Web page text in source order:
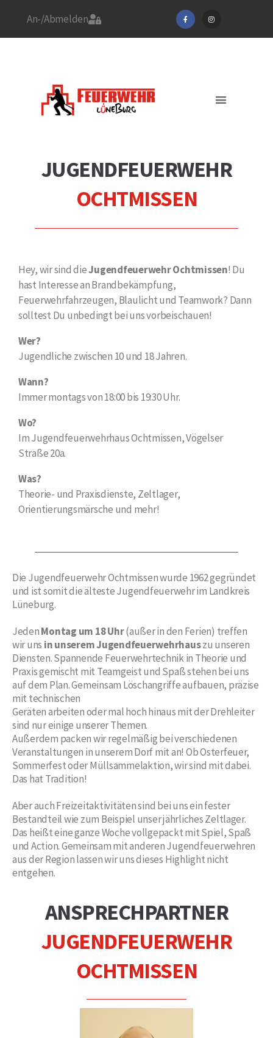
An-/Abmelden
JUGENDFEUERWEHR
OCHTMISSEN
Hey, wir sind dieJugendfeuerwehr Ochtmissen! Du
hast Interesse an Brandbekämpfung,
Feuerwehrfahrzeugen, Blaulicht und Teamwork? Dann
solltest Du unbedingt bei uns vorbeischauen!
Wer?
Jugendliche zwischen 10 und 18 Jahren.
Wann?
Immer montags von 18:00 bis 19:30 Uhr.
Wo?
Im Jugendfeuerwehrhaus Ochtmissen, Vögelser
Straße 20a.
Was?
Theorie- und Praxisdienste, Zeltlager,
Orientierungsmärsche und mehr!
Die Jugendfeuerwehr Ochtmissen wurde 1962 gegründet
und ist somit die älteste Jugendfeuerwehr im Landkreis
Lüneburg.
JedenMontag um 18 Uhr(außer in den Ferien) treffen
wir uns in unserem Jugendfeuerwehrhauszu unseren
Diensten. Spannende Feuerwehrtechnik in Theorie und
Praxis gemischt mit Teamgeist und Spaß stehen bei uns
auf dem Plan. Gemeinsam Löschangriffe aufbauen, präzise
mit technischen
Geräten arbeiten oder mal hoch hinaus mit der Drehleiter
sind nur einige unserer Themen.
Außerdem packen wir regelmäßig bei verschiedenen
Veranstaltungen in unserem Dorf mit an! Ob Osterfeuer,
Sommerfest oder Müllsammelaktion, wir sind mit dabei.
Das hat Tradition!
Aber auch Freizeitaktivitäten sind bei uns ein fester
Bestandteil wie zum Beispiel unser jährliches Zeltlager.
Das heißt eine ganze Woche vollgepackt mit Spiel, Spaß
und Action. Gemeinsam mit anderen Jugendfeuerwehren
aus der Region lassen wir uns dieses Highlight nicht
entgehen.
ANSPRECHPARTNER
JUGENDFEUERWEHR
OCHTMISSEN